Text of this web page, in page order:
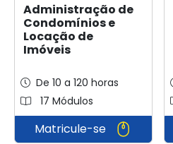
Administração de
Condomínios e
Locação de
Imóveis
De 10 a 120 horas
17 Módulos
Matricule-se